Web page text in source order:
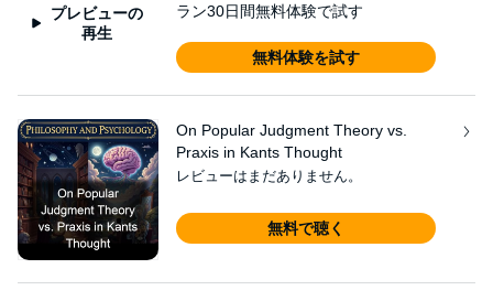
プレビューの
再生
ラン30日間無料体験で試す
無料体験を試す
On Popular Judgment Theory vs.
Praxis in Kants Thought
レビューはまだありません。
無料で聴く